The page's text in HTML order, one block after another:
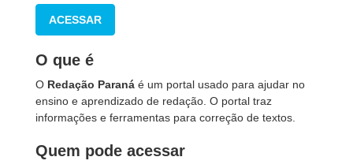
ACESSAR
O que é
O Redação Paraná é um portal usado para ajudar no
ensino e aprendizado de redação. O portal traz
informações e ferramentas para correção de textos.
Quem pode acessar